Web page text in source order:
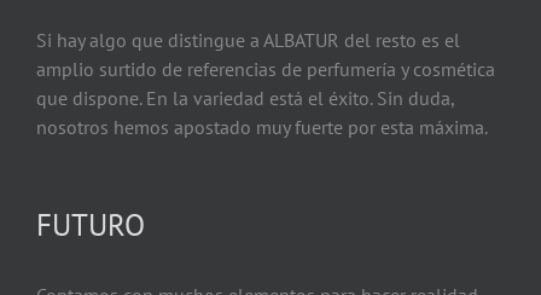
Si hay algo que distingue a ALBATUR del resto es el
amplio surtido de referencias de perfumería y cosmética
que dispone. En la variedad está el éxito. Sin duda,
nosotros hemos apostado muy fuerte por esta máxima.
FUTURO